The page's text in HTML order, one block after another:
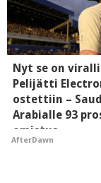
Nyt se on
Pelijätti
ostettiin –
Arabialle 93
omistus
AfterDawn